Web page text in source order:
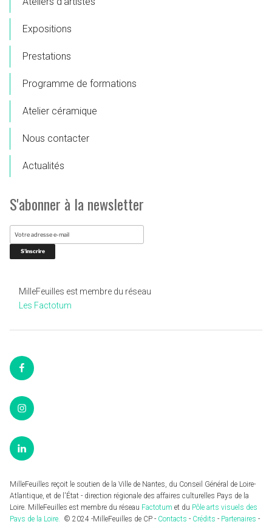
Expositions
Prestations
Programme de formations
Atelier céramique
Nous contacter
Actualités
S'abonner à la newsletter
MilleFeuilles est membre du réseau
Les Factotum
Facebook
Instagram
LinkedIn
MilleFeuilles reçoit le soutien de la Ville de Nantes, du Conseil Général de Loire-
Atlantique, et de l'État - direction régionale des affaires culturelles Pays de la
Loire. MilleFeuilles est membre du réseau Factotum et du Pôle arts visuels des
Pays de la Loire.
© 2024 -MilleFeuilles de CP - Contacts - Crédits - Partenaires -